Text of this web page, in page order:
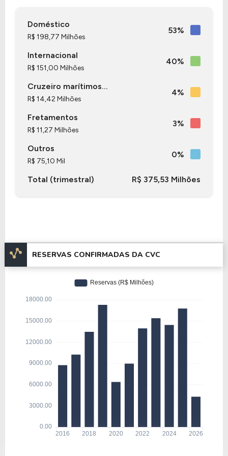
prejuízo no valor de R$ -105,82 Milhões.
possui um P/L de -7,55, um P/VP de 1,99 e nos
últimos 12 meses a empresa não pagou dividendos
Doméstico
R$ 198,77 Milhões
53%
Internacional
R$ 151,00 Milhões
40%
Cruzeiro marítimos...
R$ 14,42 Milhões
4%
Fretamentos
R$ 11,27 Milhões
3%
Outros
R$ 75,10 Mil
0%
Total (trimestral) R$ 375,53 Milhões
RESERVAS CONFIRMADAS DA CVC